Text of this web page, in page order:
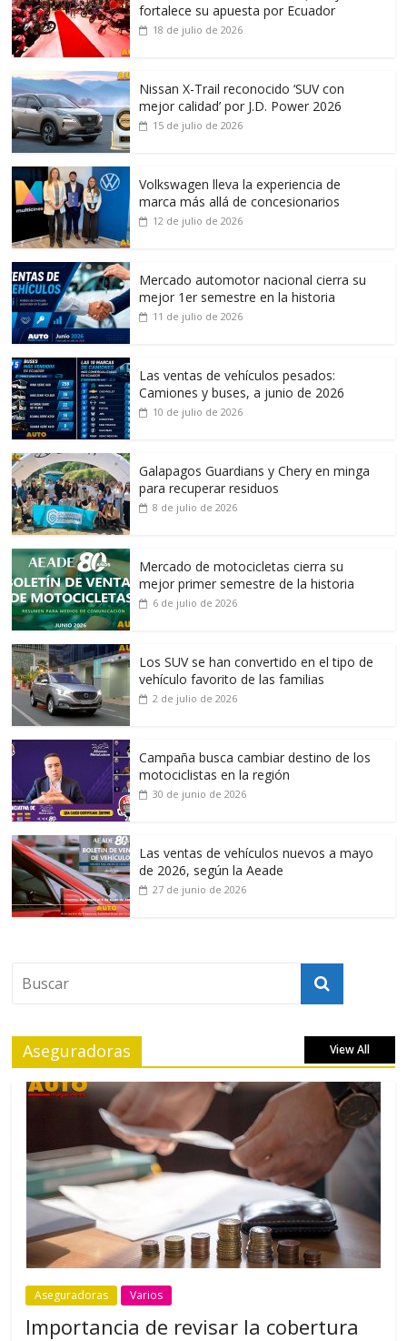
fortalece su apuesta por Ecuador
18 de julio de 2026
Nissan X-Trail reconocido ‘SUV con
mejor calidad’ por J.D. Power 2026
15 de julio de 2026
Volkswagen lleva la experiencia de
marca más allá de concesionarios
12 de julio de 2026
Mercado automotor nacional cierra su
mejor 1er semestre en la historia
11 de julio de 2026
Las ventas de vehículos pesados:
Camiones y buses, a junio de 2026
10 de julio de 2026
Galapagos Guardians y Chery en minga
para recuperar residuos
8 de julio de 2026
Mercado de motocicletas cierra su
mejor primer semestre de la historia
6 de julio de 2026
Los SUV se han convertido en el tipo de
vehículo favorito de las familias
2 de julio de 2026
Campaña busca cambiar destino de los
motociclistas en la región
30 de junio de 2026
Las ventas de vehículos nuevos a mayo
de 2026, según la Aeade
27 de junio de 2026
Aseguradoras View All
Aseguradoras Varios
Importancia de revisar la cobertura